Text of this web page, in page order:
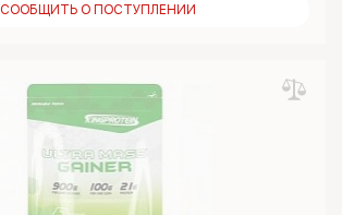
СООБЩИТЬ О ПОСТУПЛЕНИИ